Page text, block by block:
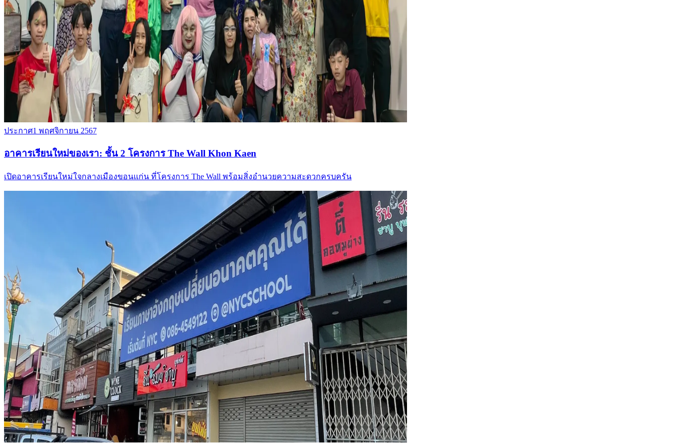
ประกาศ1 พฤศจิกายน 2567
อาคารเรียนใหม่ของเรา: ชั้น 2 โครงการ The Wall Khon Kaen
เปิดอาคารเรียนใหม่ใจกลางเมืองขอนแก่น ที่โครงการ The Wall พร้อมสิ่งอำนวยความสะดวกครบครัน